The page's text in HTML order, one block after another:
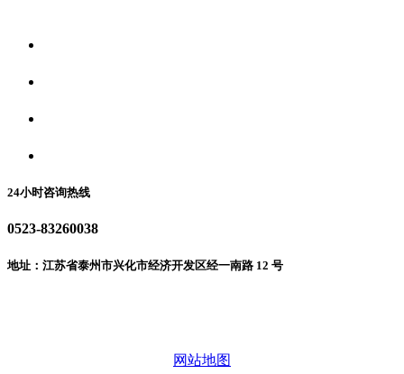
24小时咨询热线
0523-83260038
地址：江苏省泰州市兴化市经济开发区经一南路 12 号
网站地图